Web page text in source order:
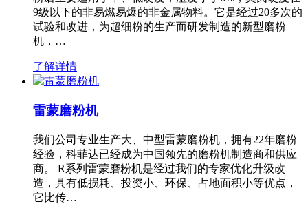
9级以下的非易燃易爆的非金属物料。它是经过20多次的
试验和改进，为超细粉的生产而研发制造的新型磨粉
机，…
了解详情
雷蒙磨粉机
我们公司专业生产大、中型雷蒙磨粉机，拥有22年磨粉
经验，科菲达已经成为中国领先的磨粉机制造商和供应
商。 R系列雷蒙磨粉机是经过我们的专家优化升级改
造，具有低损耗、投资小、环保、占地面积小等优点，
它比传…